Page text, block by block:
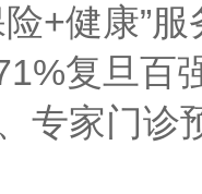
+健康”服
复旦
专家门诊